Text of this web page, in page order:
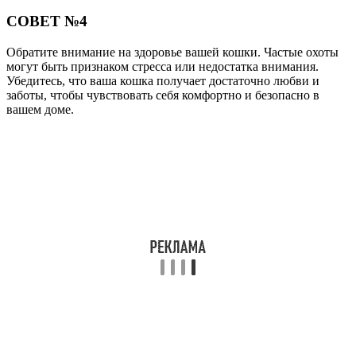
СОВЕТ №4
Обратите внимание на здоровье вашей кошки. Частые охоты
могут быть признаком стресса или недостатка внимания.
Убедитесь, что ваша кошка получает достаточно любви и
заботы, чтобы чувствовать себя комфортно и безопасно в
вашем доме.